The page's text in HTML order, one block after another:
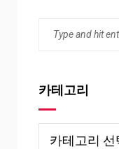
카테고리